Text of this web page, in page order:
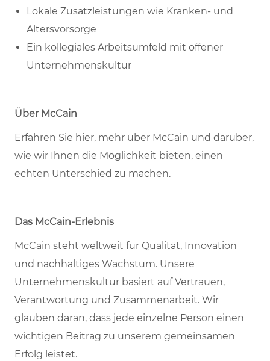
Lokale Zusatzleistungen wie Kranken- und
Altersvorsorge
Ein kollegiales Arbeitsumfeld mit offener
Unternehmenskultur
Über McCain
Erfahren Sie hier, mehr über McCain und darüber,
wie wir Ihnen die Möglichkeit bieten, einen
echten Unterschied zu machen.
Das McCain-Erlebnis
McCain steht weltweit für Qualität, Innovation
und nachhaltiges Wachstum. Unsere
Unternehmenskultur basiert auf Vertrauen,
Verantwortung und Zusammenarbeit. Wir
glauben daran, dass jede einzelne Person einen
wichtigen Beitrag zu unserem gemeinsamen
Erfolg leistet.